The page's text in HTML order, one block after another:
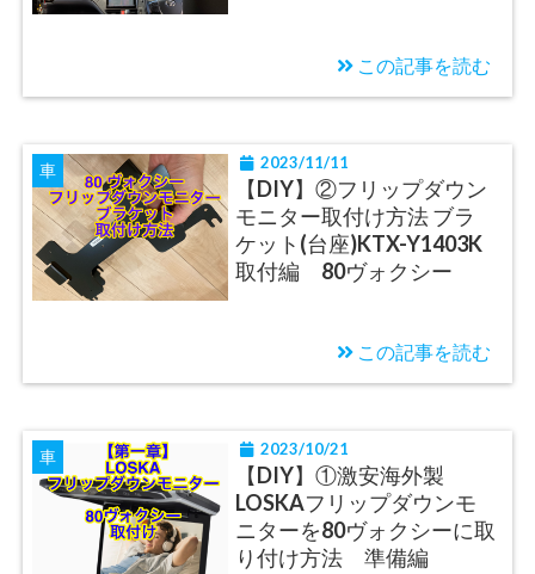
この記事を読む
車 2023/11/11
【DIY】②フリップダウン
モニター取付け方法 ブラ
ケット(台座)KTX-Y1403K
取付編 80ヴォクシー
この記事を読む
車 2023/10/21
【DIY】①激安海外製
LOSKAフリップダウンモ
ニターを80ヴォクシーに取
り付け方法 準備編